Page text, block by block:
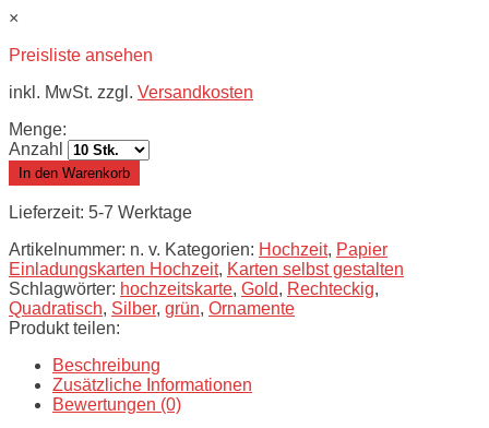
×
Preisliste ansehen
inkl. MwSt. zzgl. Versandkosten
Menge:
Anzahl
In den Warenkorb
Lieferzeit: 5-7 Werktage
Artikelnummer: n. v. Kategorien: Hochzeit, Papier
Einladungskarten Hochzeit, Karten selbst gestalten
Schlagwörter: hochzeitskarte, Gold, Rechteckig,
Quadratisch, Silber, grün, Ornamente
Produkt teilen:
Beschreibung
Zusätzliche Informationen
Bewertungen (0)